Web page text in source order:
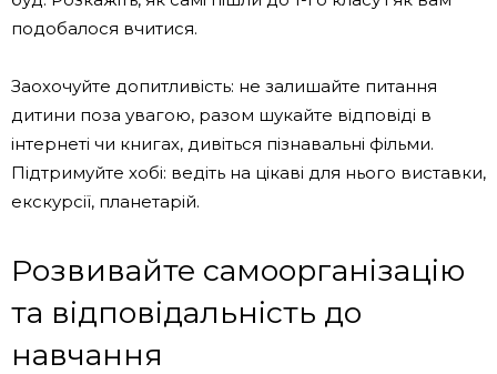
подобалося вчитися.
Заохочуйте допитливість: не залишайте питання
дитини поза увагою, разом шукайте відповіді в
інтернеті чи книгах, дивіться пізнавальні фільми.
Підтримуйте хобі: ведіть на цікаві для нього виставки,
екскурсії, планетарій.
Розвивайте самоорганізацію
та відповідальність до
навчання